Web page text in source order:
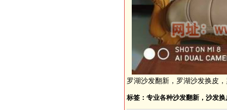
罗湖沙发翻新，罗湖沙发换皮
标签：专业各种沙发翻新，沙发